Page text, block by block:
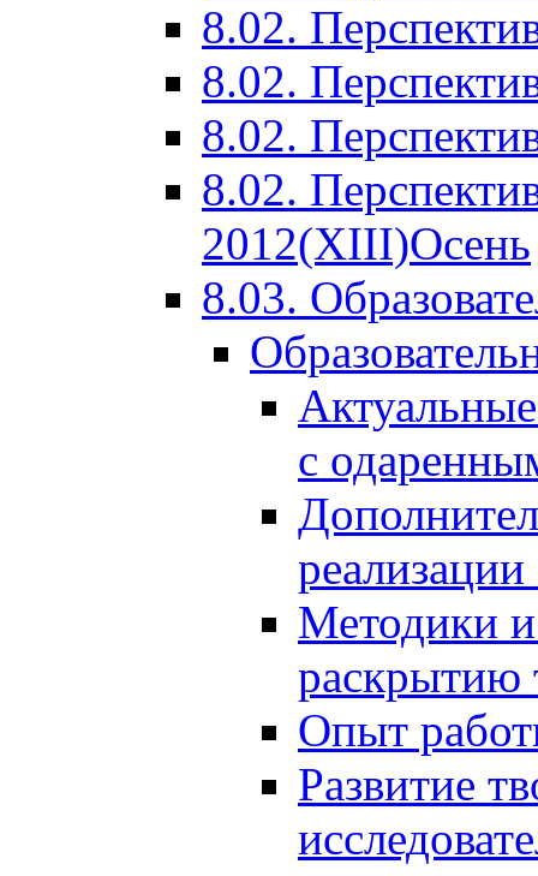
8.02.
8.02.
8.02.
8.02.
2012(XIII)Осень
8.03.
с
Методики
раскрытию
Опыт
Развитие